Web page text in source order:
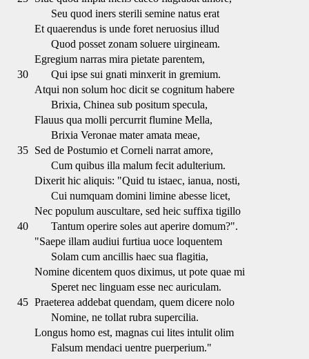
Seu quod iners sterili semine natus erat
Et quaerendus is unde foret neruosius illud
Quod posset zonam soluere uirgineam.
Egregium narras mira pietate parentem,
30
Qui ipse sui gnati minxerit in gremium.
Atqui non solum hoc dicit se cognitum habere
Brixia, Chinea sub positum specula,
Flauus qua molli percurrit flumine Mella,
Brixia Veronae mater amata meae,
35
Sed de Postumio et Corneli narrat amore,
Cum quibus illa malum fecit adulterium.
Dixerit hic aliquis: "Quid tu istaec, ianua, nosti,
Cui numquam domini limine abesse licet,
Nec populum auscultare, sed heic suffixa tigillo
40
Tantum operire soles aut aperire domum?".
"Saepe illam audiui furtiua uoce loquentem
Solam cum ancillis haec sua flagitia,
Nomine dicentem quos diximus, ut pote quae mi
Speret nec linguam esse nec auriculam.
45 Praeterea addebat quendam, quem dicere nolo
Nomine, ne tollat rubra supercilia.
Longus homo est, magnas cui lites intulit olim
Falsum mendaci uentre puerperium."